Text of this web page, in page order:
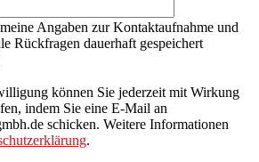
Angaben zur Kontaktaufnahme und
Rückfragen dauerhaft gespeichert
können Sie jederzeit mit Wirkung
indem Sie eine E-Mail an
schicken. Weitere Informationen
.